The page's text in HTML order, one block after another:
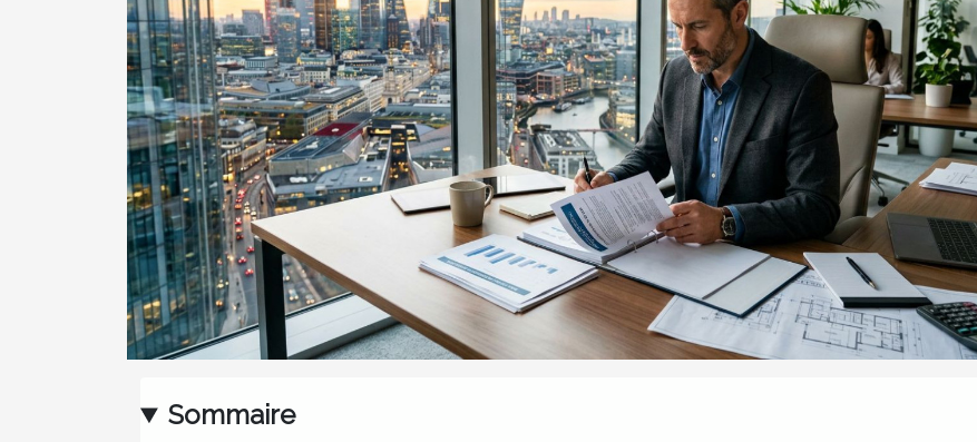
Sommaire